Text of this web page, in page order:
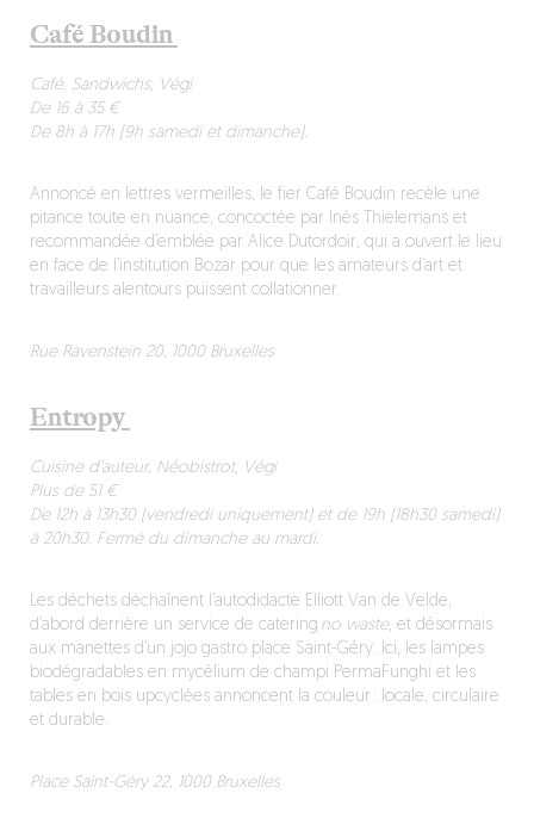
Café Boudin
Café, Sandwichs, Végi
De 16 à 35 €
De 8h à 17h (9h samedi et dimanche).
Annoncé en lettres vermeilles, le fier Café Boudin recèle une
pitance toute en nuance, concoctée par Inès Thielemans et
recommandée d’emblée par Alice Dutordoir, qui a ouvert le lieu
en face de l’institution Bozar pour que les amateurs d’art et
travailleurs alentours puissent collationner.
Rue Ravenstein 20, 1000 Bruxelles
Entropy
Cuisine d’auteur, Néobistrot, Végi
Plus de 51 €
De 12h à 13h30 (vendredi uniquement) et de 19h (18h30 samedi)
à 20h30. Fermé du dimanche au mardi.
Les déchets déchaînent l’autodidacte Elliott Van de Velde,
d’abord derrière un service de catering no waste, et désormais
aux manettes d’un jojo gastro place Saint-Géry. Ici, les lampes
biodégradables en mycélium de champi PermaFunghi et les
tables en bois upcyclées annoncent la couleur : locale, circulaire
et durable.
Place Saint-Géry 22, 1000 Bruxelles